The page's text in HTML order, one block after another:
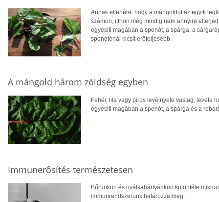
Annak ellenére, hogy a mángoldot az egyik
számon, itthon még mindig nem annyira
egyesíti magában a spenót, a spárga, a
spenóténál kicsit erőteljesebb.
A mángold három zöldség egyben
Fehér, lila vagy piros levélnyele vastag, levele
egyesíti magában a spenót, a spárga és a
Immunerősítés természetesen
Bőrünkön és nyálkahártyánkon különféle
immunrendszerünk határozza meg.